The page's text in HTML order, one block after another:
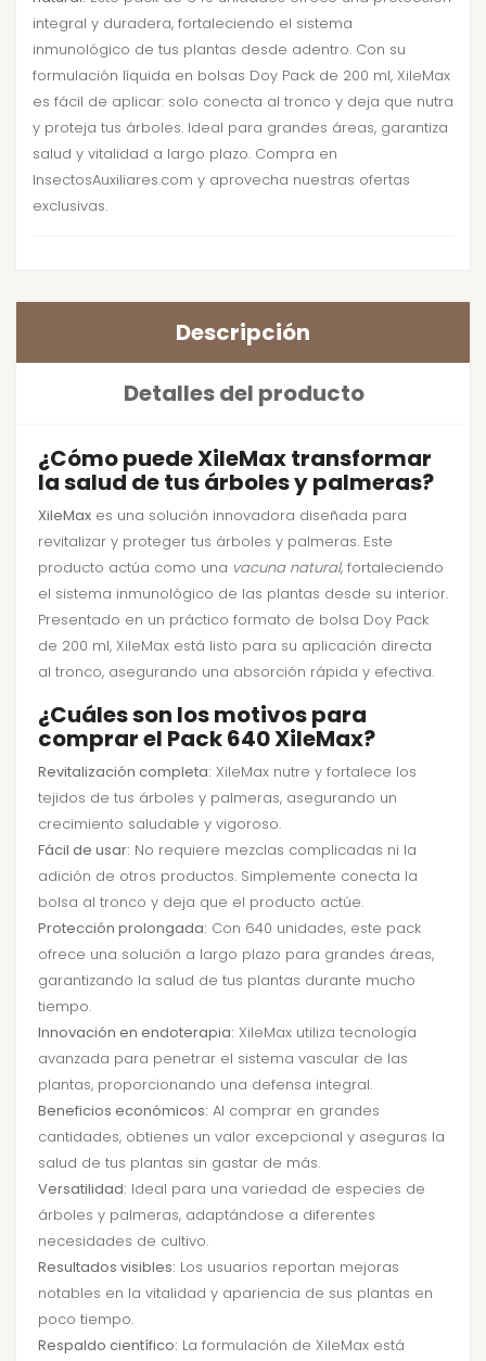
integral y duradera, fortaleciendo el sistema
inmunológico de tus plantas desde adentro. Con su
formulación líquida en bolsas Doy Pack de 200 ml, XileMax
es fácil de aplicar: solo conecta al tronco y deja que nutra
y proteja tus árboles. Ideal para grandes áreas, garantiza
salud y vitalidad a largo plazo. Compra en
InsectosAuxiliares.com y aprovecha nuestras ofertas
exclusivas.
Descripción
Detalles del producto
¿Cómo puede XileMax transformar
la salud de tus árboles y palmeras?
XileMax es una solución innovadora diseñada para
revitalizar y proteger tus árboles y palmeras. Este
producto actúa como una vacuna natural, fortaleciendo
el sistema inmunológico de las plantas desde su interior.
Presentado en un práctico formato de bolsa Doy Pack
de 200 ml, XileMax está listo para su aplicación directa
al tronco, asegurando una absorción rápida y efectiva.
¿Cuáles son los motivos para
comprar el Pack 640 XileMax?
Revitalización completa: XileMax nutre y fortalece los
tejidos de tus árboles y palmeras, asegurando un
crecimiento saludable y vigoroso.
Fácil de usar: No requiere mezclas complicadas ni la
adición de otros productos. Simplemente conecta la
bolsa al tronco y deja que el producto actúe.
Protección prolongada: Con 640 unidades, este pack
ofrece una solución a largo plazo para grandes áreas,
garantizando la salud de tus plantas durante mucho
tiempo.
Innovación en endoterapia: XileMax utiliza tecnología
avanzada para penetrar el sistema vascular de las
plantas, proporcionando una defensa integral.
Beneficios económicos: Al comprar en grandes
cantidades, obtienes un valor excepcional y aseguras la
salud de tus plantas sin gastar de más.
Versatilidad: Ideal para una variedad de especies de
árboles y palmeras, adaptándose a diferentes
necesidades de cultivo.
Resultados visibles: Los usuarios reportan mejoras
notables en la vitalidad y apariencia de sus plantas en
poco tiempo.
Respaldo científico: La formulación de XileMax está